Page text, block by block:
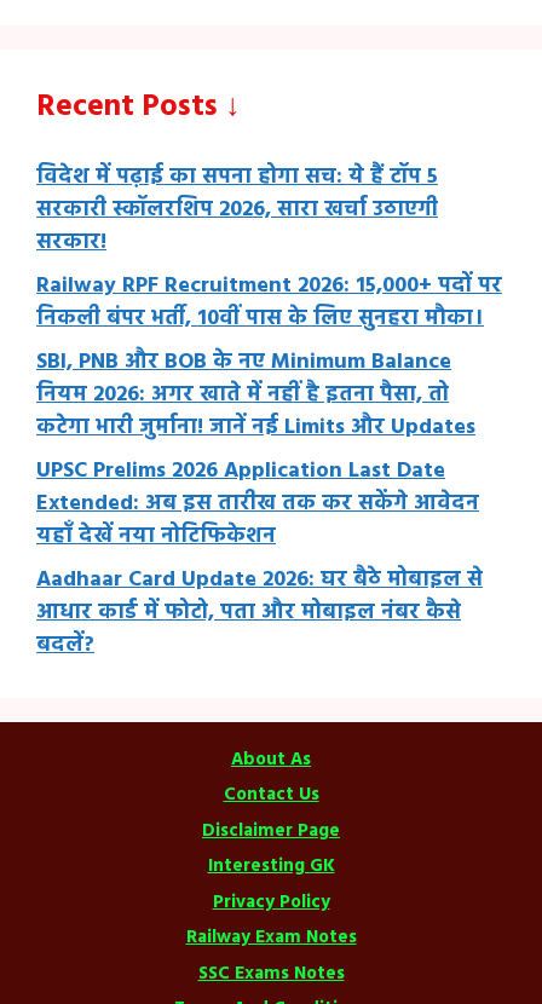
Recent Posts ↓
विदेश में पढ़ाई का सपना होगा सच: ये हैं टॉप 5
सरकारी स्कॉलरशिप 2026, सारा खर्चा उठाएगी
सरकार!
Railway RPF Recruitment 2026: 15,000+ पदों पर
निकली बंपर भर्ती, 10वीं पास के लिए सुनहरा मौका।
SBI, PNB और BOB के नए Minimum Balance
नियम 2026: अगर खाते में नहीं है इतना पैसा, तो
कटेगा भारी जुर्माना! जानें नई Limits और Updates
UPSC Prelims 2026 Application Last Date
Extended: अब इस तारीख तक कर सकेंगे आवेदन
यहाँ देखें नया नोटिफिकेशन
Aadhaar Card Update 2026: घर बैठे मोबाइल से
आधार कार्ड में फोटो, पता और मोबाइल नंबर कैसे
बदलें?
About As
Contact Us
Disclaimer Page
Interesting GK
Privacy Policy
Railway Exam Notes
SSC Exams Notes